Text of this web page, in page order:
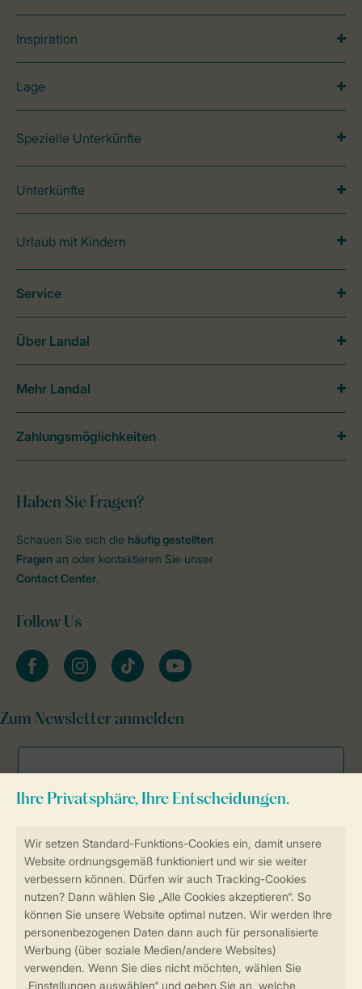
Sicherstellung Deiner Privatsphäre
Sicher und schnell zur Online-Buchung
Sichere Datenübertragung
Sicheres Bezahlen
Inspiration
Lage
Spezielle Unterkünfte
Unterkünfte
Urlaub mit Kindern
Haben Sie Fragen?
Schauen Sie sich die häufig gestellten
Fragen an oder kontaktieren Sie unser
Contact Center.
Follow Us
facebookinstagramtiktok youtube
Zum Newsletter anmelden
Service
Über Landal
Mehr Landal
Zahlungsmöglichkeiten